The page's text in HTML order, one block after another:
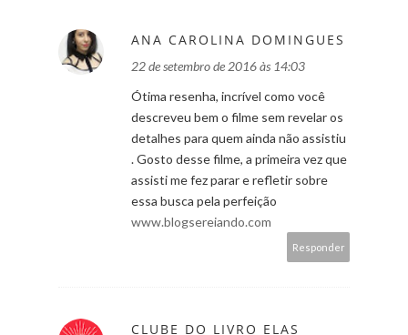
ANA CAROLINA DOMINGUES
22 de setembro de 2016 às 14:03
Ótima resenha, incrível como você
descreveu bem o filme sem revelar os
detalhes para quem ainda não assistiu
. Gosto desse filme, a primeira vez que
assisti me fez parar e refletir sobre
essa busca pela perfeição
www.blogsereiando.com
Responder
CLUBE DO LIVRO ELAS